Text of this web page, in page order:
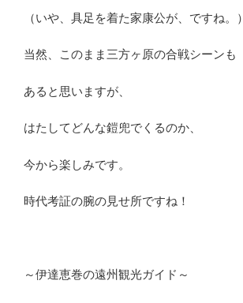
（いや、具足を着た家康公が、ですね。）
当然、このまま三方ヶ原の合戦シーンも
あると思いますが、
はたしてどんな鎧兜でくるのか、
今から楽しみです。
時代考証の腕の見せ所ですね！
～伊達恵巻の遠州観光ガイド～